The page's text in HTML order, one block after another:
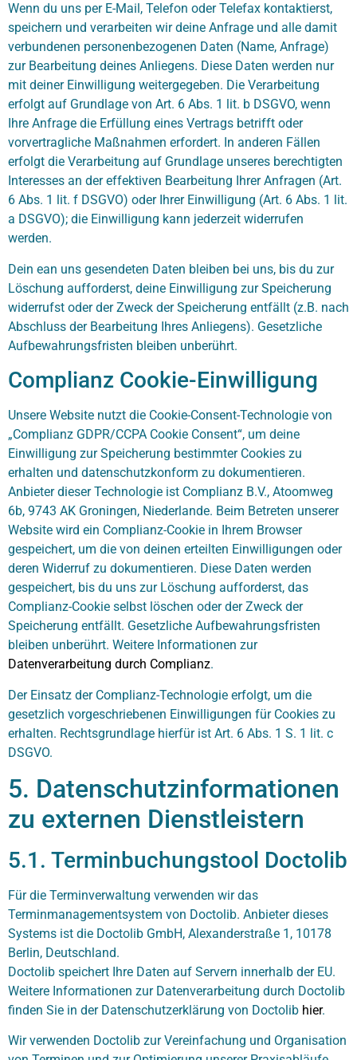
Wenn du uns per E-Mail, Telefon oder Telefax kontaktierst,
speichern und verarbeiten wir deine Anfrage und alle damit
verbundenen personenbezogenen Daten (Name, Anfrage)
zur Bearbeitung deines Anliegens. Diese Daten werden nur
mit deiner Einwilligung weitergegeben. Die Verarbeitung
erfolgt auf Grundlage von Art. 6 Abs. 1 lit. b DSGVO, wenn
Ihre Anfrage die Erfüllung eines Vertrags betrifft oder
vorvertragliche Maßnahmen erfordert. In anderen Fällen
erfolgt die Verarbeitung auf Grundlage unseres berechtigten
Interesses an der effektiven Bearbeitung Ihrer Anfragen (Art.
6 Abs. 1 lit. f DSGVO) oder Ihrer Einwilligung (Art. 6 Abs. 1 lit.
a DSGVO); die Einwilligung kann jederzeit widerrufen
werden.
Dein ean uns gesendeten Daten bleiben bei uns, bis du zur
Löschung aufforderst, deine Einwilligung zur Speicherung
widerrufst oder der Zweck der Speicherung entfällt (z.B. nach
Abschluss der Bearbeitung Ihres Anliegens). Gesetzliche
Aufbewahrungsfristen bleiben unberührt.
Complianz Cookie-Einwilligung
Unsere Website nutzt die Cookie-Consent-Technologie von
„Complianz GDPR/CCPA Cookie Consent“, um deine
Einwilligung zur Speicherung bestimmter Cookies zu
erhalten und datenschutzkonform zu dokumentieren.
Anbieter dieser Technologie ist Complianz B.V., Atoomweg
6b, 9743 AK Groningen, Niederlande. Beim Betreten unserer
Website wird ein Complianz-Cookie in Ihrem Browser
gespeichert, um die von deinen erteilten Einwilligungen oder
deren Widerruf zu dokumentieren. Diese Daten werden
gespeichert, bis du uns zur Löschung aufforderst, das
Complianz-Cookie selbst löschen oder der Zweck der
Speicherung entfällt. Gesetzliche Aufbewahrungsfristen
bleiben unberührt. Weitere Informationen zur
Datenverarbeitung durch Complianz.
Der Einsatz der Complianz-Technologie erfolgt, um die
gesetzlich vorgeschriebenen Einwilligungen für Cookies zu
erhalten. Rechtsgrundlage hierfür ist Art. 6 Abs. 1 S. 1 lit. c
DSGVO.
5. Datenschutzinformationen
zu externen Dienstleistern
5.1. Terminbuchungstool Doctolib
Für die Terminverwaltung verwenden wir das
Terminmanagementsystem von Doctolib. Anbieter dieses
Systems ist die Doctolib GmbH, Alexanderstraße 1, 10178
Berlin, Deutschland.
Doctolib speichert Ihre Daten auf Servern innerhalb der EU.
Weitere Informationen zur Datenverarbeitung durch Doctolib
finden Sie in der Datenschutzerklärung von Doctolib hier.
Wir verwenden Doctolib zur Vereinfachung und Organisation